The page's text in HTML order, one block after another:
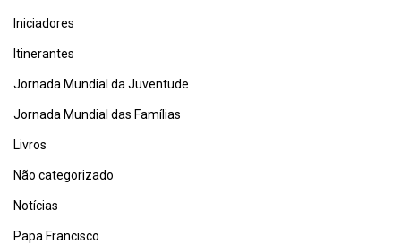
Iniciadores
Itinerantes
Jornada Mundial da Juventude
Jornada Mundial das Famílias
Livros
Não categorizado
Notícias
Papa Francisco